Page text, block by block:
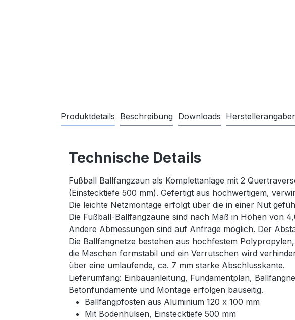
Produktdetails Beschreibung Downloads
Technische Details
Fußball Ballfangzaun als Komplettanlage mit 2
(Einstecktiefe 500 mm). Gefertigt aus hochwertigem,
Die leichte Netzmontage erfolgt über die in einer Nut
Die Fußball-Ballfangzäune sind nach Maß in Höhen von
Andere Abmessungen sind auf Anfrage möglich. Der
Die Ballfangnetze bestehen aus hochfestem
die Maschen formstabil und ein Verrutschen wird
über eine umlaufende, ca. 7 mm starke Abschlusskante.
Lieferumfang: Einbauanleitung, Fundamentplan,
Betonfundamente und Montage erfolgen bauseitig.
Ballfangpfosten aus Aluminium 120 x 100 mm
Mit Bodenhülsen, Einstecktiefe 500 mm